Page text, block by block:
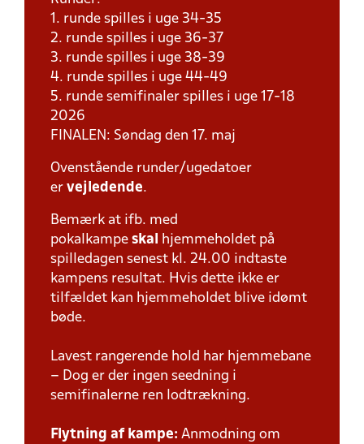
1. runde spilles i uge 34-35
2. runde spilles i uge 36-37
3. runde spilles i uge 38-39
4. runde spilles i uge 44-49
5. runde semifinaler spilles i uge 17-18
2026
FINALEN: Søndag den 17. maj
Ovenstående runder/ugedatoer
er vejledende.
Bemærk at ifb. med
pokalkampe skal
hjemmeholdet på
spilledagen senest kl. 24.00 indtaste
kampens resultat. Hvis dette ikke er
tilfældet kan hjemmeholdet blive idømt
bøde.
Lavest rangerende hold har hjemmebane
– Dog er der ingen seedning i
semifinalerne ren lodtrækning.
Flytning af kampe: Anmodning om